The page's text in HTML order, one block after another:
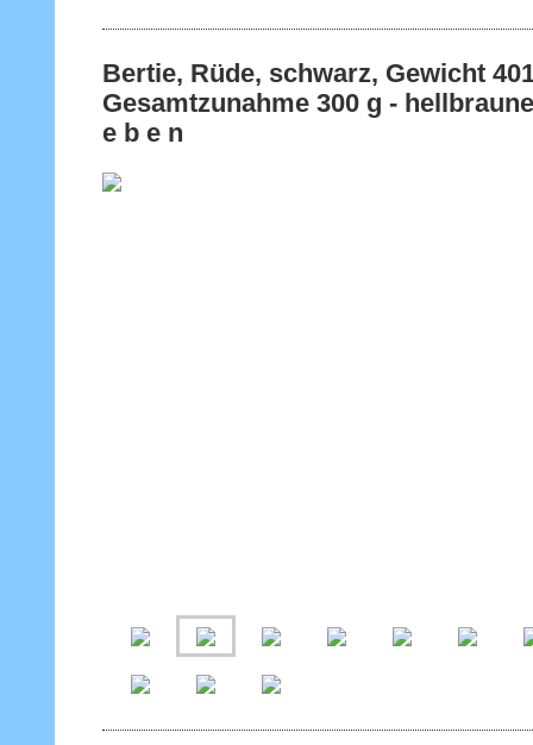
Bertie, Rüde, schwarz, Gewicht
Gesamtzunahme 300 g -
e b e n